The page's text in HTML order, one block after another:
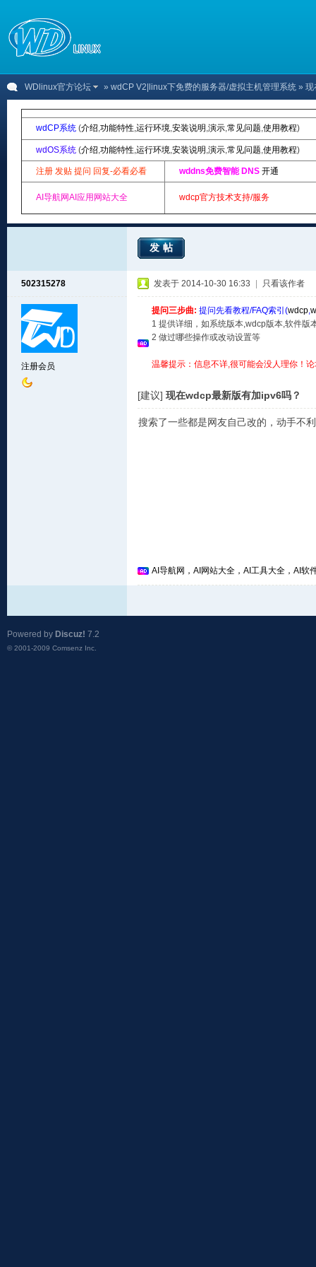
WDlinux官方论坛 » wdCP V2|linux下免费的服务器/虚拟主机管理系统 » 现
wdCP系统 (介绍,功能特性,运行环境,安装说明 ,演示,常见问题,使用教程)
wdOS系统 (介绍,功能特性,运行环境,安装说明 ,演示,常见问题,使用教程)
注册 发贴 提问 回复-必看必看 wddns免费智能 DNS 开通
AI导航网AI应用网站大全 wdcp官方技术支持/服务
发帖
502315278
注册会员
发表于 2014-10-30 16:33 只看该作者
提问三步曲: 提问先看教程/FAQ索引(wdcp,
1 提供详细，如系统版本,wdcp版本,软件版
2 做过哪些操作或改动设置等
温馨提示：信息不详,很可能会没人理你！
[建议] 现在wdcp最新版有加ipv6吗？
搜索了一些都是网友自己改的，动手不
AI导航网，AI网站大全，AI工具大全，AI软
Powered by Discuz! 7.2
© 2001-2009 Comsenz Inc.